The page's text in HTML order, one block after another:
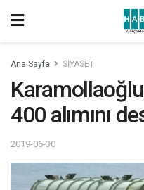
Ana Sayfa SİYASET
400 alımını
2019-06-30